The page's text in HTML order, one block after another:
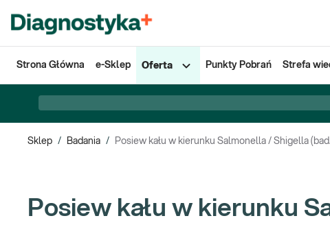
Strona Główna e-Sklep Oferta Punkty Pobrań Strefa
Sklep / Badania /
Posiew kału w kierunku Salmonella / Shigella
Posiew kału w kierunku